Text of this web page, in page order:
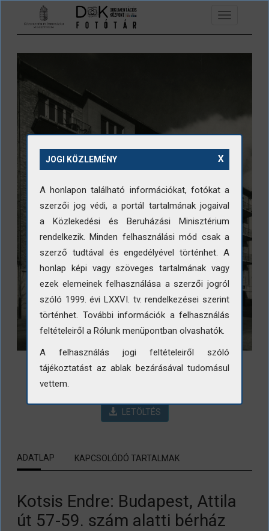
Ugrás a tartalomra
Toggle
navigation
LETÖLTÉS
ADATLAP KAPCSOLÓDÓ TARTALMAK
Kotsis Endre: Budapest, Attila
út 57-59. szám alatti bérház
X
JOGI KÖZLEMÉNY
A honlapon található információkat, fotókat a
szerzői jog védi, a portál tartalmának jogaival
a Közlekedési és Beruházási Minisztérium
rendelkezik. Minden felhasználási mód csak a
szerző tudtával és engedélyével történhet. A
honlap képi vagy szöveges tartalmának vagy
ezek elemeinek felhasználása a szerzői jogról
szóló 1999. évi LXXVI. tv. rendelkezései szerint
történhet. További információk a felhasználás
feltételeiről a Rólunk menüpontban olvashatók.
A felhasználás jogi feltételeiről szóló
tájékoztatást az ablak bezárásával tudomásul
vettem.